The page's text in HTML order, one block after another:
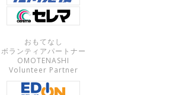
おもてなし
ボランティアパートナー
OMOTENASHI
Volunteer Partner